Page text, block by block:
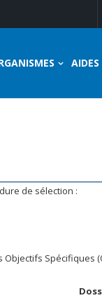
AIDES
de sélection :
Spécifiques